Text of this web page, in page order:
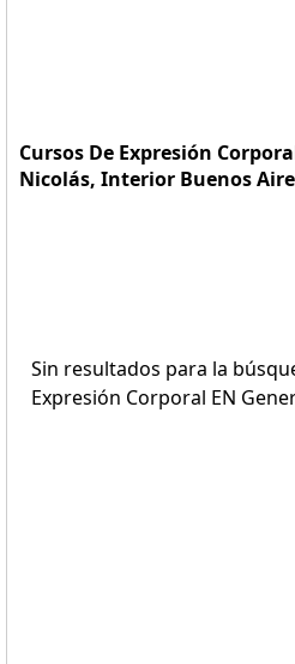
Cursos De Expresión
Nicolás, Interior Buenos
Sin resultados para la
Expresión Corporal EN